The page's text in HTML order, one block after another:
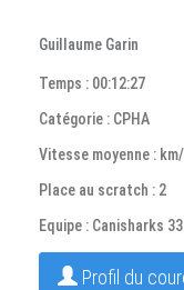
Guillaume Garin
Temps : 00:12:27
Catégorie : CPHA
Vitesse moyenne :
Place au scratch : 2
Equipe : Canisharks 33
Profil du